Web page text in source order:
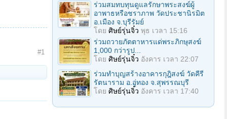
#1
ร่วมสมทบทุนดูแลรักษาพระสงฆ์ผู้
อาพาธหรือชราภาพ วัดประชานิรมิต
อ.เมือง จ.บุรีรัมย์
โดย ศิษย์รุ่นจิ๋ว พุธ เวลา 15:16
ร่วมถวายภัตตาหารแด่พระภิกษุสงฆ์
1,000 กว่ารูป...
โดย ศิษย์รุ่นจิ๋ว อังคาร เวลา 22:07
ร่วมทำบุญสร้างอาคารกุฎิสงฆ์ วัดคีรี
รัตนาราม อ.อู่ทอง จ.สุพรรณบุรี
โดย ศิษย์รุ่นจิ๋ว อังคาร เวลา 17:40